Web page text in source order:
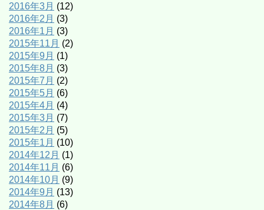
2016年3月 (12)
2016年2月 (3)
2016年1月 (3)
2015年11月 (2)
2015年9月 (1)
2015年8月 (3)
2015年7月 (2)
2015年5月 (6)
2015年4月 (4)
2015年3月 (7)
2015年2月 (5)
2015年1月 (10)
2014年12月 (1)
2014年11月 (6)
2014年10月 (9)
2014年9月 (13)
2014年8月 (6)